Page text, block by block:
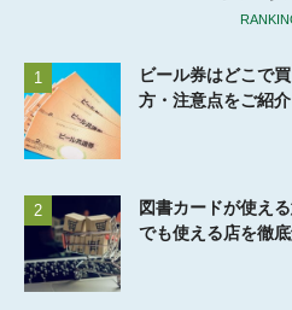
1
ビール券はどこで
方・注意点をご紹介
2
図書カードが使え
でも使える店を徹